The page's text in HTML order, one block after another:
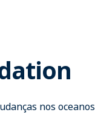
nos oceanos